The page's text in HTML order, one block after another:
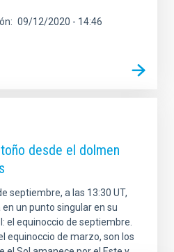
09/12/2020 - 14:46
desde el dolmen
septiembre, a las 13:30 UT,
un punto singular en su
el equinoccio de septiembre.
equinoccio de marzo, son los